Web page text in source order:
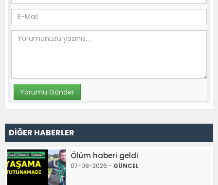
DİĞER HABERLER
Ölüm haberi geldi
07-08-2026 - GÜNCEL